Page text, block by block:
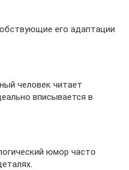
его адаптации
человек читает
вписывается в
юмор часто